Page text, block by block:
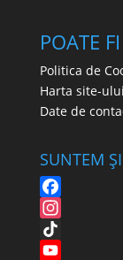
POATE
Politica de
Harta site-ului
Date de
SUNTEM
F
a
cn
T